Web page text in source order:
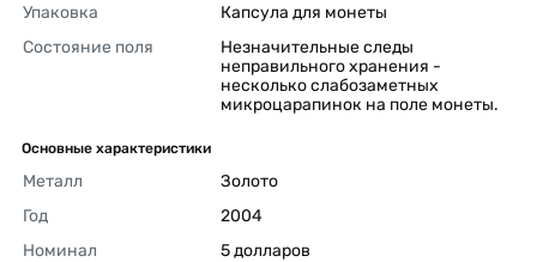
Упаковка
Капсула для монеты
Состояние поля
Незначительные следы
неправильного хранения -
несколько слабозаметных
микроцарапинок на поле монеты.
Основные характеристики
Металл
Золото
Год
2004
Номинал
5 долларов